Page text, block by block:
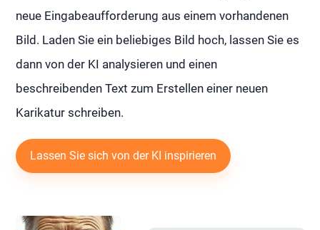
neue Eingabeaufforderung aus einem vorhandenen
Bild. Laden Sie ein beliebiges Bild hoch, lassen Sie es
dann von der KI analysieren und einen
beschreibenden Text zum Erstellen einer neuen
Karikatur schreiben.
Lassen Sie sich von der KI inspirieren